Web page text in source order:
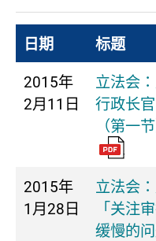
日期 标题
2015年
2月11日
立法会
行政长
（第一
2015年
1月28日
立法会
「关注
缓慢的